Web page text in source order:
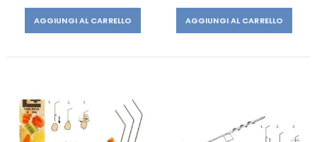
AGGIUNGI AL CARRELLO AGGIUNGI AL CARRELLO